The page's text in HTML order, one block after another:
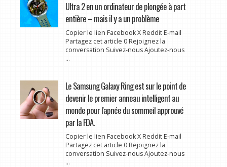
Ultra 2 en un ordinateur de plongée à part
entière – mais il y a un problème
Copier le lien Facebook X Reddit E-mail
Partagez cet article 0 Rejoignez la
conversation Suivez-nous Ajoutez-nous
...
Le Samsung Galaxy Ring est sur le point de
devenir le premier anneau intelligent au
monde pour l'apnée du sommeil approuvé
par la FDA.
Copier le lien Facebook X Reddit E-mail
Partagez cet article 0 Rejoignez la
conversation Suivez-nous Ajoutez-nous
...